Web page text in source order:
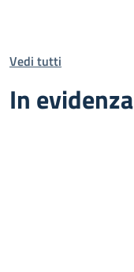
Vedi tutti
In evidenza